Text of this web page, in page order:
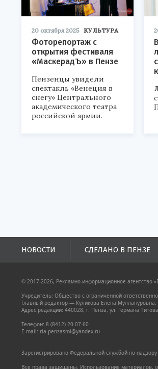
20 октября 2025 КУЛЬТУРА
Фоторепортаж с
открытия фестиваля
«МаскерадЪ» в Пензе
Пензенцы увидели
спектакль «Венеция в
снегу» Центрального
академического театра
российской армии.
НОВОСТИ СДЕЛАНО В ПЕНЗЕ
© 2017-2026, Рекламно-информационное агентство
Учредитель: Общество с ограниченной
Главный редактор — Куликова Елена Муллануровна.
Адрес редакции: 440028, г. Пенза, ул. Германа
Телефон: 8 (8412) 20-07-60
E-mail: ria.penzasmi@yandex.ru
Зарегистрировано Федеральной службой по
Все права защищены. Использование материалов,